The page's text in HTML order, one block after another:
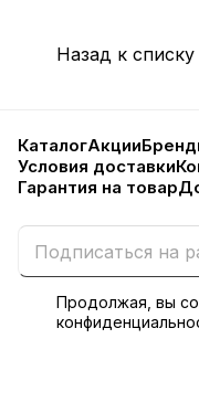
Назад к списку
КаталогАкции
Условия доставки
Гарантия на товар
Продолжая, вы